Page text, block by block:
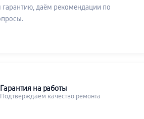
гарантию, даём рекомендации по
Гарантия на работы
Подтверждаем качество ремонта